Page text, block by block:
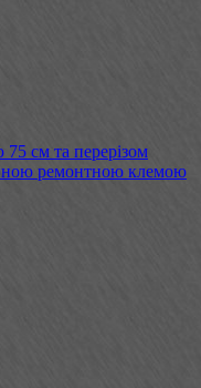
см та перерізом
ремонтною клемою